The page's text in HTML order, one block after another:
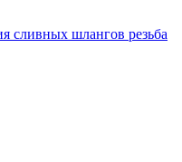
сливных шлангов резьба